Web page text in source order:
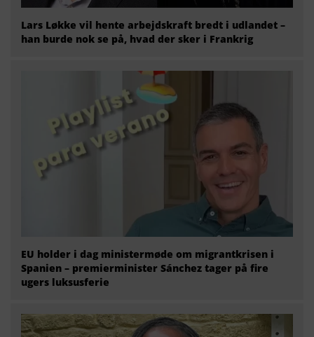
Lars Løkke vil hente arbejdskraft bredt i udlandet –
han burde nok se på, hvad der sker i Frankrig
EU holder i dag ministermøde om migrantkrisen i
Spanien – premierminister Sánchez tager på fire
ugers luksusferie